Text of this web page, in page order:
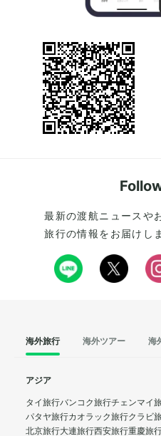
最新の渡航ニュースや
旅行の情報をお届けし
海外旅行 海外ツアー 海
アジア
タイ旅行バンコク旅行チェンマイ
パタヤ旅行カオラック旅行クラビ
北京旅行大連旅行西安旅行重慶旅